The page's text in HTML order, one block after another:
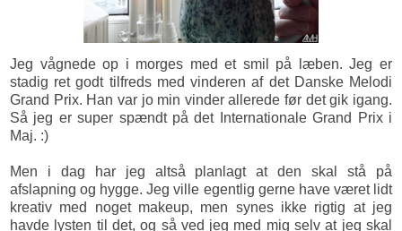
Jeg vågnede op i morges med et smil på læben. Jeg er
stadig ret godt tilfreds med vinderen af det Danske Melodi
Grand Prix. Han var jo min vinder allerede før det gik igang.
Så jeg er super spændt på det Internationale Grand Prix i
Maj. :)
Men i dag har jeg altså planlagt at den skal stå på
afslapning og hygge. Jeg ville egentlig gerne have været lidt
kreativ med noget makeup, men synes ikke rigtig at jeg
havde lysten til det, og så ved jeg med mig selv at jeg skal